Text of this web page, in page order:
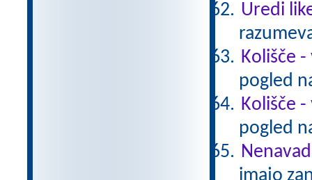
Uredi
Kolišče
pogled
Kolišče
pogled
imajo